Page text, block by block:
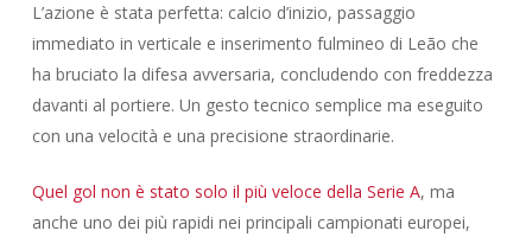
L’azione è stata perfetta: calcio d’inizio, passaggio
immediato in verticale e inserimento fulmineo di Leão che
ha bruciato la difesa avversaria, concludendo con freddezza
davanti al portiere. Un gesto tecnico semplice ma eseguito
con una velocità e una precisione straordinarie.
Quel gol non è stato solo il più veloce della Serie A, ma
anche uno dei più rapidi nei principali campionati europei,